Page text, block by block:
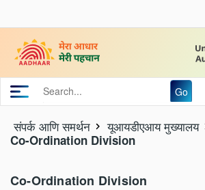
Go
संपर्क आणि समर्थन यूआयडीएआय मुख्यालय
Co-Ordination Division
Co-Ordination Division